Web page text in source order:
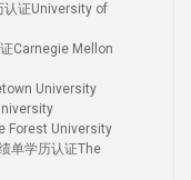
认证University of
Carnegie Mellon
University
Forest University
单学历认证The